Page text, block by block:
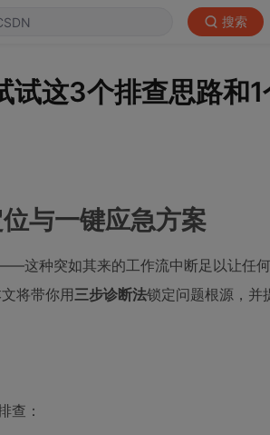
搜索
这3个排查思路和
与一键应急方案
这种突如其来的工作流中断足以让任
将带你用三步诊断法锁定问题根源，并
查：